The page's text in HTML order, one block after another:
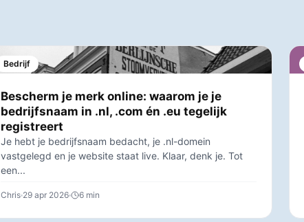
Bedrijf
Bescherm je merk online: waarom je je
bedrijfsnaam in .nl, .com én .eu tegelijk
registreert
Je hebt je bedrijfsnaam bedacht, je .nl-domein
vastgelegd en je website staat live. Klaar, denk je. Tot
een...
Chris 29 apr 2026 6 min